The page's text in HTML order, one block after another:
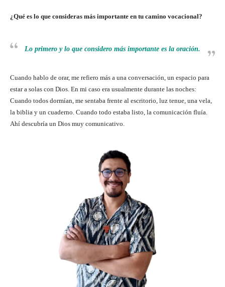
¿Qué es lo que consideras más importante en tu camino vocacional?
Lo primero y lo que considero más importante es la oración.
Cuando hablo de orar, me refiero más a una conversación, un espacio para
estar a solas con Dios. En mi caso era usualmente durante las noches:
Cuando todos dormían, me sentaba frente al escritorio, luz tenue, una vela,
la biblia y un cuaderno. Cuando todo estaba listo, la comunicación fluía.
Ahí descubría un Dios muy comunicativo.